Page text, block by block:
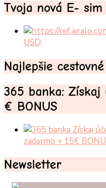
Tvoja nová E- sim
USD
Najlepšie
365 banka: Získaj
€ BONUS
zadarmo + 15€
Newsletter